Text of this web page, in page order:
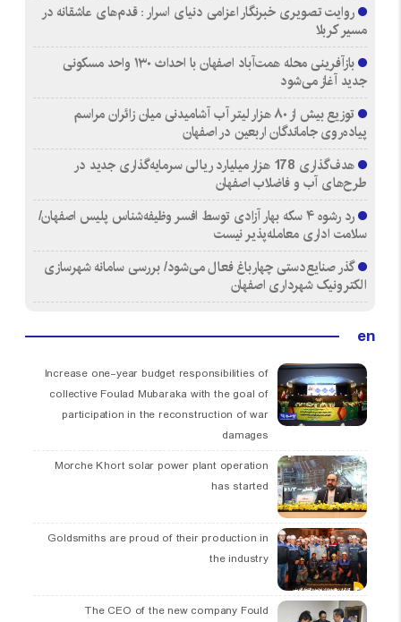
روایت تصویری خبرنگار اعزامی دنیای اسرار : قدم‌های عاشقانه در
مسیر کربلا
بازآفرینی محله همت‌آباد اصفهان با احداث ۱۳۰ واحد مسکونی
جدید آغاز می‌شود
توزیع بیش از ۸۰ هزار لیتر آب آشامیدنی میان زائران مراسم
پیاده‌روی جاماندگان اربعین در اصفهان
هدف‌گذاری 178 هزار میلیارد ریالی سرمایه‌گذاری جدید در
طرح‌های آب و فاضلاب اصفهان
رد رشوه ۴ سکه بهار آزادی توسط افسر وظیفه‌شناس پلیس اصفهان/
سلامت اداری معامله‌پذیر نیست
گذر صنایع‌دستی چهارباغ فعال می‌شود/ بررسی سامانه شهرسازی
الکترونیک شهرداری اصفهان
en
Increase one-year budget responsibilities of
collective Foulad Mubaraka with the goal of
participation in the reconstruction of war
damages
Morche Khort solar power plant operation
has started
Goldsmiths are proud of their production in
the industry
The CEO of the new company Fould